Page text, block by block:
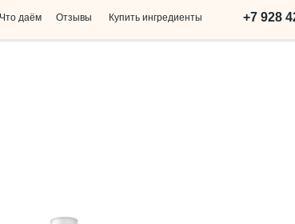
+7 928 425-37-67
Отзывы Купить ингредиенты